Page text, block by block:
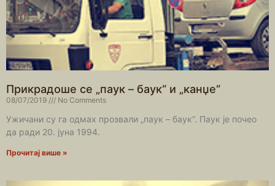
Прикрадоше се „паук – баук“ и „канџе“
08/07/2019 No Comments
Ужичани су га одмах прозвали „паук – баук“. Паук је почео
да ради 20. јуна 1994.
Прочитај више »